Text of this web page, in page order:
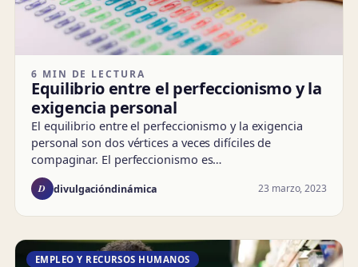
6 MIN DE LECTURA
Equilibrio entre el perfeccionismo y la
exigencia personal
El equilibrio entre el perfeccionismo y la exigencia
personal son dos vértices a veces difíciles de
compaginar. El perfeccionismo es…
D divulgacióndinámica 23 marzo, 2023
EMPLEO Y RECURSOS HUMANOS